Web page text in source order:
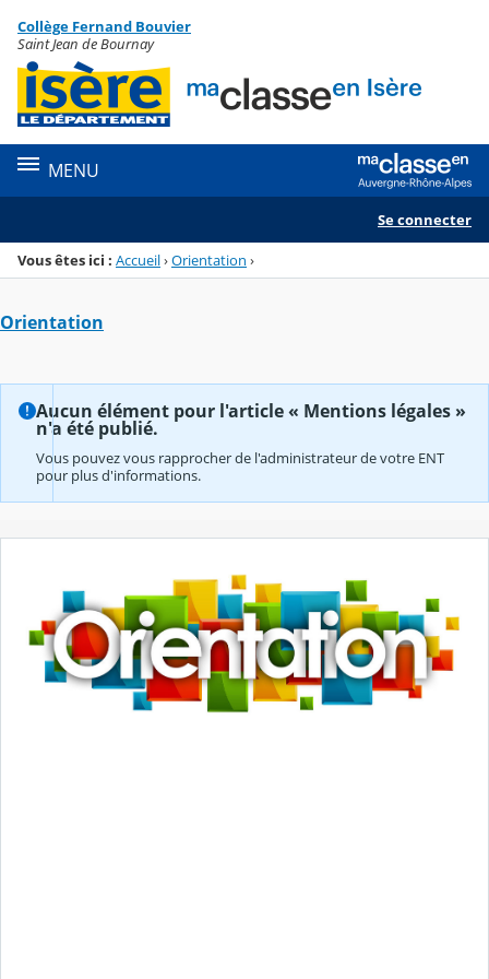
Menu de la rubrique
Contenu
Collège Fernand Bouvier
Saint Jean de Bournay
MENU
Se connecter
Vous êtes ici : Accueil›Orientation ›
Orientation
Aucun élément pour l'article « Mentions légales »
n'a été publié.
Vous pouvez vous rapprocher de l'administrateur de votre ENT
pour plus d'informations.